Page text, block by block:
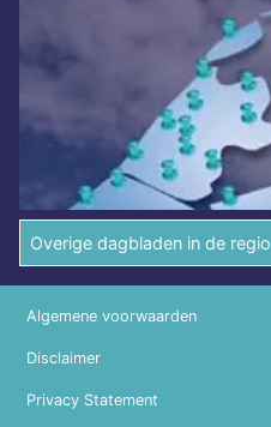
Overige dagbladen in de regio
Algemene voorwaarden
Disclaimer
Privacy Statement